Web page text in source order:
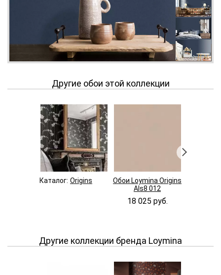
Другие обои этой коллекции
Каталог: Origins
Обои Loymina Origins
Als8 012
18 025 руб.
Другие коллекции бренда Loymina